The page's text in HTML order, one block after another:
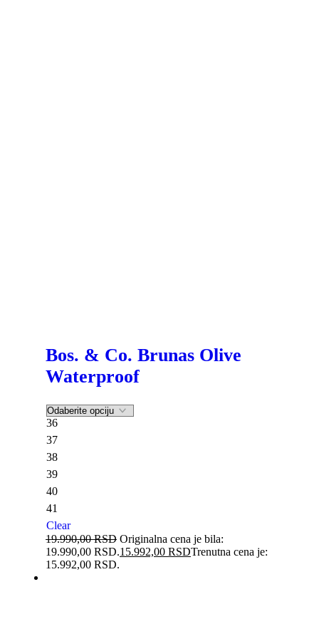
Bos. & Co. Brunas Olive
Waterproof
36
37
38
39
40
41
Clear
19.990,00RSD Originalna cena je bila:
19.990,00 RSD.15.992,00 RSDTrenutna cena je:
15.992,00 RSD.